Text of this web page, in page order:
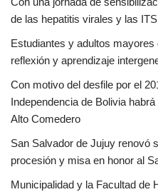
de las hepatitis virales y las ITS
Estudiantes y adultos
reflexión y aprendizaje
Con motivo del desfile por el
Independencia de Bolivia
Alto Comedero
San Salvador de Jujuy renovó
procesión y misa en honor al
Municipalidad y la Facultad de